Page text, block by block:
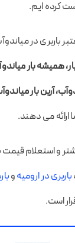
کرده ایم.
باربری در
همیشه بار
آرین بار
ارائه می دهند.
و استعلام قیمت
باربری در ارومیهو
است.